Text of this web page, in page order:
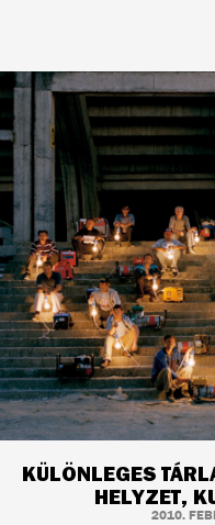
KÜLÖNLEGES
HELYZET,
2010.